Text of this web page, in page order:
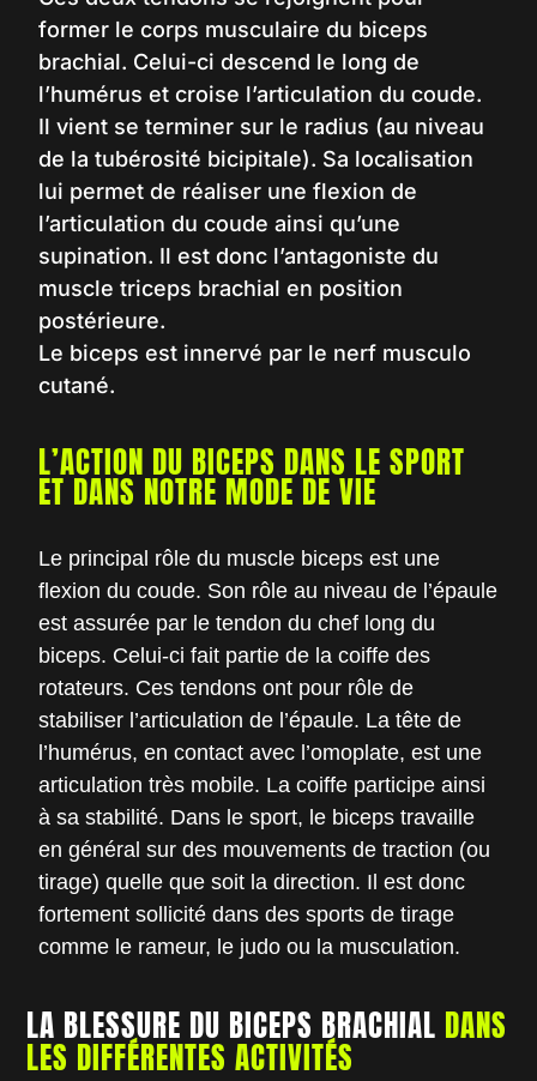
former le corps musculaire du biceps
brachial. Celui-ci descend le long de
l’humérus et croise l’articulation du coude.
Il vient se terminer sur le radius (au niveau
de la tubérosité bicipitale). Sa localisation
lui permet de réaliser une flexion de
l’articulation du coude ainsi qu’une
supination. Il est donc l’antagoniste du
muscle triceps brachial en position
postérieure.
Le biceps est innervé par le nerf musculo
cutané.
L’ACTION DU BICEPS DANS LE SPORT
ET DANS NOTRE MODE DE VIE
Le principal rôle du muscle biceps est une
flexion du coude. Son rôle au niveau de l’épaule
est assurée par le tendon du chef long du
biceps. Celui-ci fait partie de la coiffe des
rotateurs. Ces tendons ont pour rôle de
stabiliser l’articulation de l’épaule. La tête de
l’humérus, en contact avec l’omoplate, est une
articulation très mobile. La coiffe participe ainsi
à sa stabilité. Dans le sport, le biceps travaille
en général sur des mouvements de traction (ou
tirage) quelle que soit la direction. Il est donc
fortement sollicité dans des sports de tirage
comme le rameur, le judo ou la musculation.
LA BLESSURE DU BICEPS BRACHIAL DANS
LES DIFFÉRENTES ACTIVITÉS